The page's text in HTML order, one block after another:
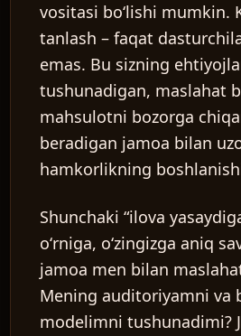
vositasi boʻlishi mumkin.
tanlash – faqat
emas. Bu sizning
tushunadigan, maslahat
mahsulotni bozorga
beradigan jamoa bilan
hamkorlikning
Shunchaki “ilova
oʻrniga, oʻzingizga aniq
jamoa men bilan
Mening auditoriyamni va
modelimni tushunadimi?